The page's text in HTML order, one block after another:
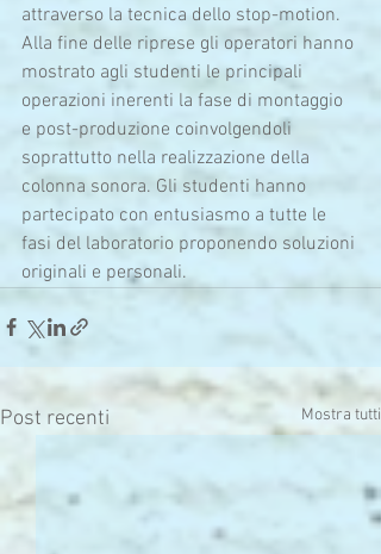
attraverso la tecnica dello stop-motion.
Alla fine delle riprese gli operatori hanno
mostrato agli studenti le principali
operazioni inerenti la fase di montaggio
e post-produzione coinvolgendoli
soprattutto nella realizzazione della
colonna sonora. Gli studenti hanno
partecipato con entusiasmo a tutte le
fasi del laboratorio proponendo soluzioni
originali e personali.
Post recenti Mostra tutti